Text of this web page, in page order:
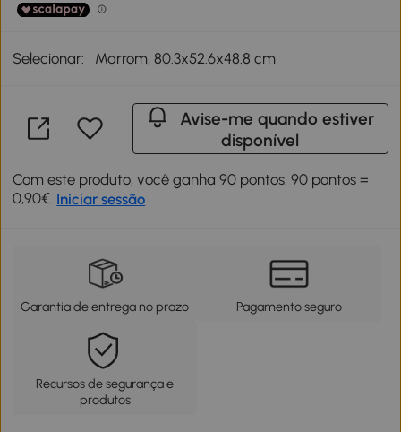
Selecionar: Marrom, 80.3x52.6x48.8 cm
Avise-me quando estiver
disponível
Com este produto, você ganha 90 pontos. 90 pontos =
0,90€. Iniciar sessão
Garantia de entrega no prazo Pagamento seguro
Recursos de segurança e
produtos